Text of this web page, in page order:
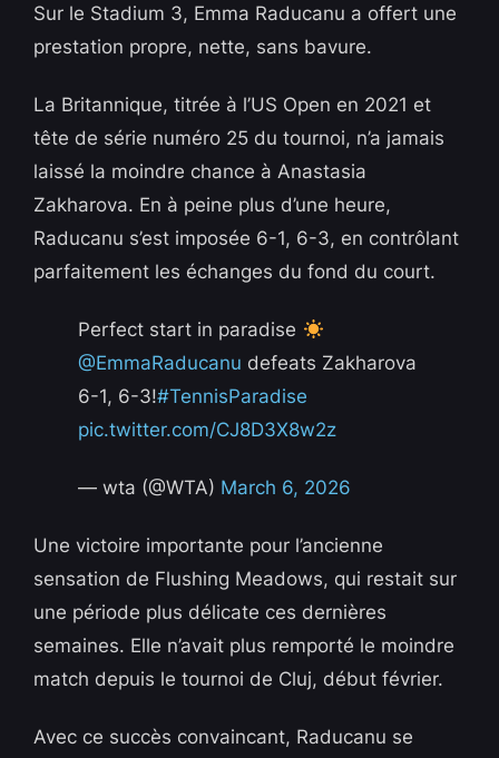
Sur le Stadium 3, Emma Raducanu a offert une
prestation propre, nette, sans bavure.
La Britannique, titrée à l’US Open en 2021 et
tête de série numéro 25 du tournoi, n’a jamais
laissé la moindre chance à Anastasia
Zakharova. En à peine plus d’une heure,
Raducanu s’est imposée 6-1, 6-3, en contrôlant
parfaitement les échanges du fond du court.
Perfect start in paradise
@EmmaRaducanu defeats Zakharova
6-1, 6-3!#TennisParadise
pic.twitter.com/CJ8D3X8w2z
— wta (@WTA) March 6, 2026
Une victoire importante pour l’ancienne
sensation de Flushing Meadows, qui restait sur
une période plus délicate ces dernières
semaines. Elle n’avait plus remporté le moindre
match depuis le tournoi de Cluj, début février.
Avec ce succès convaincant, Raducanu se